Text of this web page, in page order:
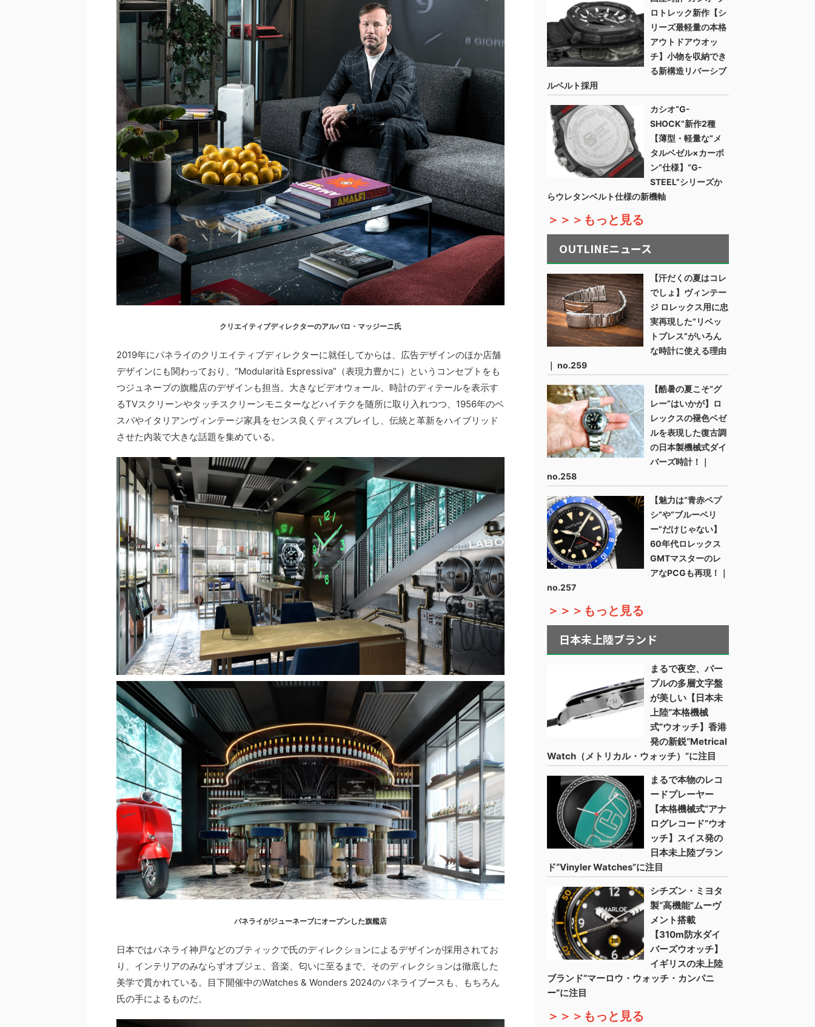
クリエイティブディレクターのアルバロ・マッジーニ氏
2019年にパネライのクリエイティブディレクターに就任してからは、広告デザインのほか店舗
デザインにも関わっており、“Modularità Espressiva”（表現力豊かに）というコンセプトをも
つジュネーブの旗艦店のデザインも担当。大きなビデオウォール、時計のディテールを表示す
るTVスクリーンやタッチスクリーンモニターなどハイテクを随所に取り入れつつ、1956年のベ
スパやイタリアンヴィンテージ家具をセンス良くディスプレイし、伝統と革新をハイブリッド
させた内装で大きな話題を集めている。
パネライがジューネーブにオープンした旗艦店
日本ではパネライ神戸などのブティックで氏のディレクションによるデザインが採用されてお
り、インテリアのみならずオブジェ、音楽、匂いに至るまで、そのディレクションは徹底した
美学で貫かれている。目下開催中のWatches & Wonders 2024のパネライブースも、もちろん
氏の手によるものだ。
ロトレック新作【シ
リーズ最軽量の本格
アウトドアウオッ
チ】小物を収納でき
る新構造リバーシブ
ルベルト採用
カシオ“G-
SHOCK”新作2種
【薄型・軽量な“メ
タルベゼル×カーボ
ン”仕様】“G-
STEEL”シリーズか
らウレタンベルト仕様の新機軸
＞＞＞もっと見る
OUTLINEニュース
【汗だくの夏はコレ
でしょ】ヴィンテー
ジ ロレックス用に忠
実再現した“リベッ
トブレス”がいろん
な時計に使える理由
｜ no.259
【酷暑の夏こそ“グ
レー”はいかが】ロ
レックスの褪色ベゼ
ルを表現した復古調
の日本製機械式ダイ
バーズ時計！｜
no.258
【魅力は“青赤ペプ
シ”や“ブルーベリ
ー”だけじゃない】
60年代ロレックス
GMTマスターのレ
アなPCGも再現！｜
no.257
＞＞＞もっと見る
日本未上陸ブランド
まるで夜空、パー
プルの多層文字盤
が美しい【日本未
上陸“本格機械
式”ウオッチ】香港
発の新鋭“Metrical
Watch（メトリカル・ウォッチ）”に注目
まるで本物のレコ
ードプレーヤー
【本格機械式“アナ
ログレコード”ウオ
ッチ】スイス発の
日本未上陸ブラン
ド“Vinyler Watches”に注目
シチズン・ミヨタ
製“高機能”ムーヴ
メント搭載
【310m防水ダイ
バーズウオッチ】
イギリスの未上陸
ブランド“マーロウ・ウォッチ・カンパニ
ー”に注目
＞＞＞もっと見る